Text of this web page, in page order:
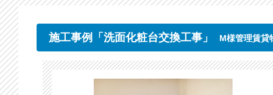
施工事例「洗面化粧台交換工事」 M様管理賃貸